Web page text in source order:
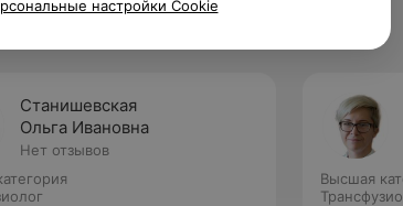
Станишевская
Ольга Ивановна
Нет отзывов
Высшая
настройки Cookie